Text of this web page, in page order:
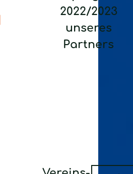
2022/2023
unseres
Partners